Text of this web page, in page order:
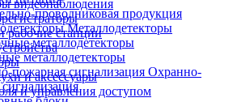
проводниковая продукция
Металлодетекторы
металлодетекторы
металлодетекторы
Охранно-
видеонаблюдения
рабочие станции
и аксессуары
и управления доступом